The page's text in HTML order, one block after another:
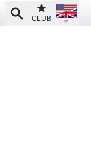
SearchClub
CLUB
Open